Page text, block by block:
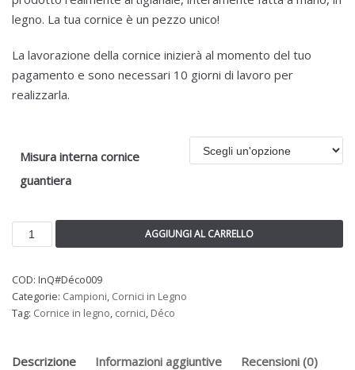
legno. La tua cornice è un pezzo unico!
La lavorazione della cornice inizierà al momento del tuo
pagamento e sono necessari 10 giorni di lavoro per
realizzarla.
Misura interna cornice
guantiera
AGGIUNGI AL CARRELLO
COD: InQ#Déco009
Categorie: Campioni, Cornici in Legno
Tag: Cornice in legno, cornici, Déco
Descrizione Informazioni aggiuntive Recensioni (0)